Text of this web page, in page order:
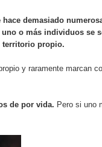
demasiado
o más individuos se
territorio propio.
y raramente marcan
de por vida. Pero si uno